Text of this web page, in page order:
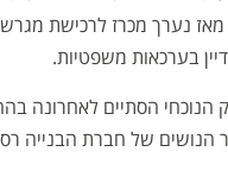
בערכאות משפטיות.
הנוכחי הסתיים לאחרונה
הנושים של חברת הבנייה